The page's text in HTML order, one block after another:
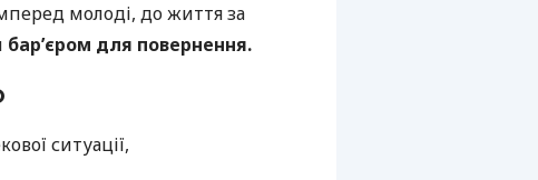
молоді, до життя за
бар’єром для повернення.
ситуації,